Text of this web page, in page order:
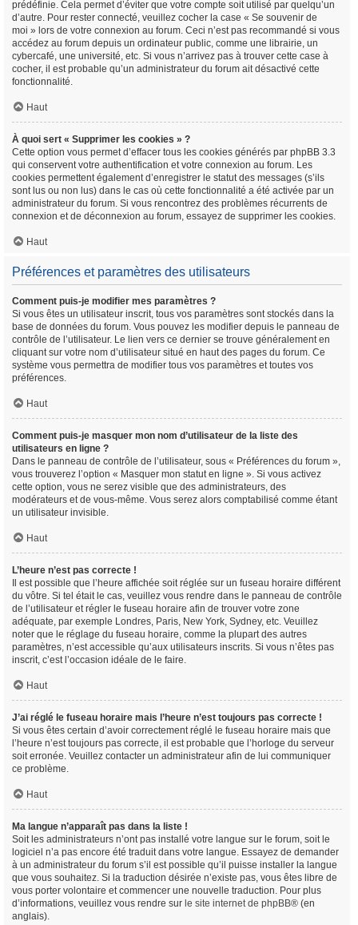
prédéfinie. Cela permet d’éviter que votre compte soit utilisé par quelqu’un
d’autre. Pour rester connecté, veuillez cocher la case « Se souvenir de
moi » lors de votre connexion au forum. Ceci n’est pas recommandé si vous
accédez au forum depuis un ordinateur public, comme une librairie, un
cybercafé, une université, etc. Si vous n’arrivez pas à trouver cette case à
cocher, il est probable qu’un administrateur du forum ait désactivé cette
fonctionnalité.
Haut
À quoi sert « Supprimer les cookies » ?
Cette option vous permet d’effacer tous les cookies générés par phpBB 3.3
qui conservent votre authentification et votre connexion au forum. Les
cookies permettent également d’enregistrer le statut des messages (s’ils
sont lus ou non lus) dans le cas où cette fonctionnalité a été activée par un
administrateur du forum. Si vous rencontrez des problèmes récurrents de
connexion et de déconnexion au forum, essayez de supprimer les cookies.
Haut
Préférences et paramètres des utilisateurs
Comment puis-je modifier mes paramètres ?
Si vous êtes un utilisateur inscrit, tous vos paramètres sont stockés dans la
base de données du forum. Vous pouvez les modifier depuis le panneau de
contrôle de l’utilisateur. Le lien vers ce dernier se trouve généralement en
cliquant sur votre nom d’utilisateur situé en haut des pages du forum. Ce
système vous permettra de modifier tous vos paramètres et toutes vos
préférences.
Haut
Comment puis-je masquer mon nom d’utilisateur de la liste des
utilisateurs en ligne ?
Dans le panneau de contrôle de l’utilisateur, sous « Préférences du forum »,
vous trouverez l’option « Masquer mon statut en ligne ». Si vous activez
cette option, vous ne serez visible que des administrateurs, des
modérateurs et de vous-même. Vous serez alors comptabilisé comme étant
un utilisateur invisible.
Haut
L’heure n’est pas correcte !
Il est possible que l’heure affichée soit réglée sur un fuseau horaire différent
du vôtre. Si tel était le cas, veuillez vous rendre dans le panneau de contrôle
de l’utilisateur et régler le fuseau horaire afin de trouver votre zone
adéquate, par exemple Londres, Paris, New York, Sydney, etc. Veuillez
noter que le réglage du fuseau horaire, comme la plupart des autres
paramètres, n’est accessible qu’aux utilisateurs inscrits. Si vous n’êtes pas
inscrit, c’est l’occasion idéale de le faire.
Haut
J’ai réglé le fuseau horaire mais l’heure n’est toujours pas correcte !
Si vous êtes certain d’avoir correctement réglé le fuseau horaire mais que
l’heure n’est toujours pas correcte, il est probable que l’horloge du serveur
soit erronée. Veuillez contacter un administrateur afin de lui communiquer
ce problème.
Haut
Ma langue n’apparaît pas dans la liste !
Soit les administrateurs n’ont pas installé votre langue sur le forum, soit le
logiciel n’a pas encore été traduit dans votre langue. Essayez de demander
à un administrateur du forum s’il est possible qu’il puisse installer la langue
que vous souhaitez. Si la traduction désirée n’existe pas, vous êtes libre de
vous porter volontaire et commencer une nouvelle traduction. Pour plus
d’informations, veuillez vous rendre sur le site internet de phpBB® (en
anglais).